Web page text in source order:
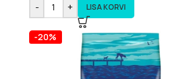
-
+ LISA KORVI
-20%